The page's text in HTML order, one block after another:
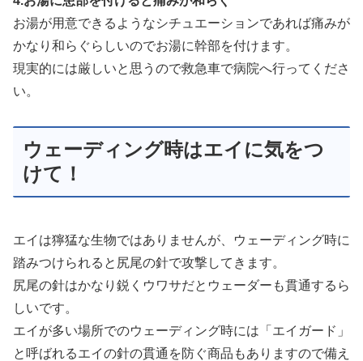
お湯が用意できるようなシチュエーションであれば痛みが
かなり和らぐらしいのでお湯に幹部を付けます。
現実的には厳しいと思うので救急車で病院へ行ってくださ
い。
ウェーディング時はエイに気をつ
けて！
エイは獰猛な生物ではありませんが、ウェーディング時に
踏みつけられると尻尾の針で攻撃してきます。
尻尾の針はかなり鋭くウワサだとウェーダーも貫通するら
しいです。
エイが多い場所でのウェーディング時には「エイガード」
と呼ばれるエイの針の貫通を防ぐ商品もありますので備え